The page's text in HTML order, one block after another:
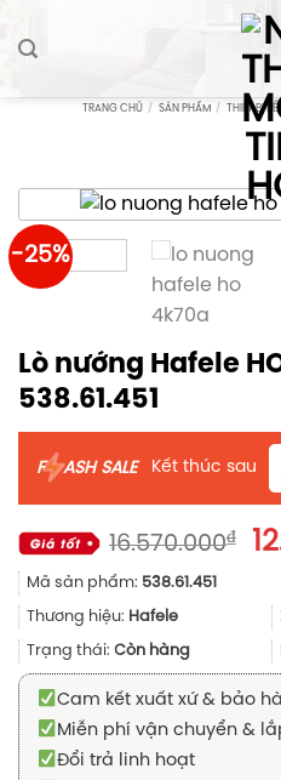
TRANG CHỦ / SẢN PHẨM / THIẾT BỊ
-25%
Lò nướng Hafele
538.61.451
F ASH SALE Kết thúc sau
16.570.000₫
Mã sản phẩm: 538.61.451
Thương hiệu: Hafele
Trạng thái: Còn hàng
Cam kết xuất xứ & bảo
Miễn phí vận chuyển &
Đổi trả linh hoạt